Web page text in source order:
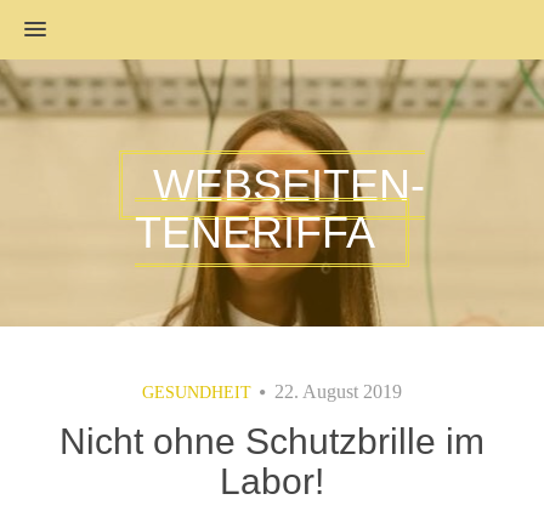
MENU
WEBSEITEN-
TENERIFFA
GESUNDHEIT 22. August 2019
Nicht ohne Schutzbrille im
Labor!